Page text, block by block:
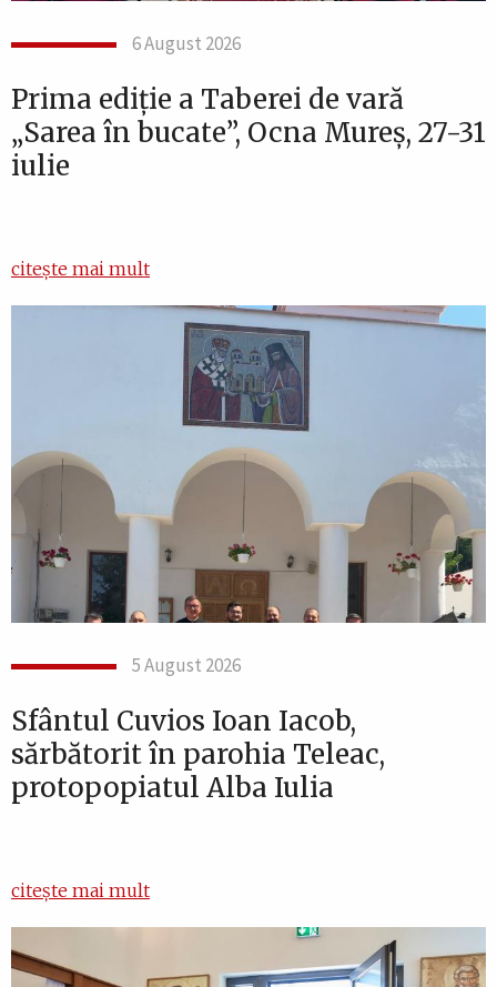
6 August 2026
Prima ediție a Taberei de vară
„Sarea în bucate”, Ocna Mureș, 27-31
iulie
citește mai mult
5 August 2026
Sfântul Cuvios Ioan Iacob,
sărbătorit în parohia Teleac,
protopopiatul Alba Iulia
citește mai mult